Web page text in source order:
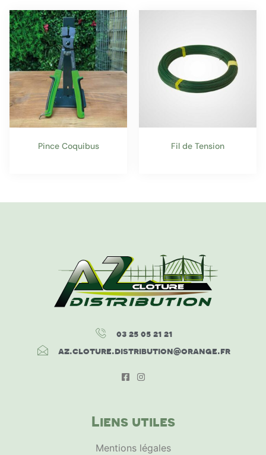
Pince Coquibus Fil de Tension
03 25 05 21 21
az.cloture.distribution@orange.fr
Liens utiles
Mentions légales